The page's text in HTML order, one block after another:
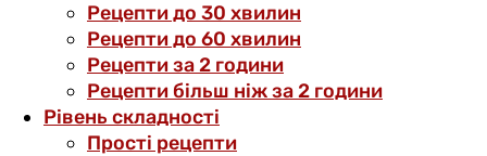
Рецепти до 30 хвилин
Рецепти до 60 хвилин
Рецепти за 2 години
Рецепти більш ніж за 2 години
Рівень складності
Прості рецепти